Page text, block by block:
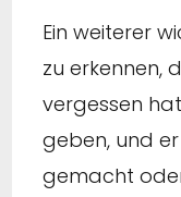
Ein weiterer
zu erkennen,
vergessen
geben, und
gemacht